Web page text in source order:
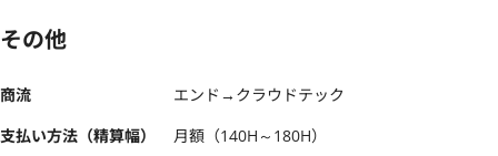
その他
商流
エンド→クラウドテック
支払い方法（精算幅）
月額（140H～180H）